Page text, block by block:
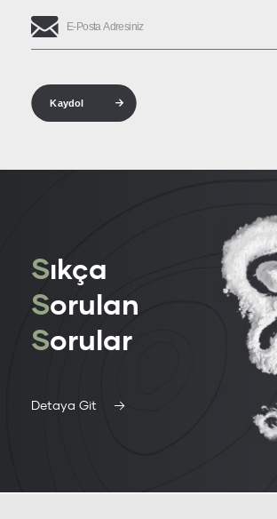
Kaydol
Sıkça
Sorulan
Sorular
Detaya Git